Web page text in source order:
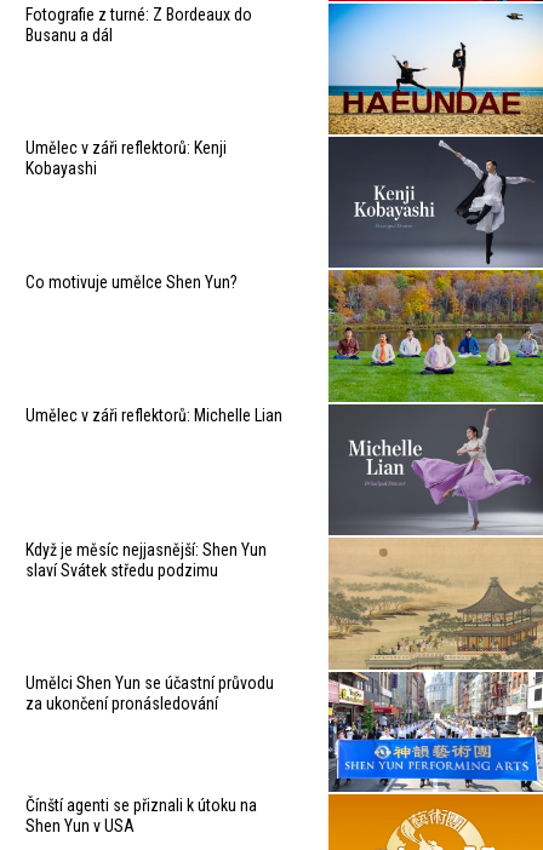
Fotografie z turné: Z Bordeaux do
Busanu a dál
Umělec v záři reflektorů: Kenji
Kobayashi
Co motivuje umělce Shen Yun?
Umělec v záři reflektorů: Michelle Lian
Když je měsíc nejjasnější: Shen Yun
slaví Svátek středu podzimu
Umělci Shen Yun se účastní průvodu
za ukončení pronásledování
Čínští agenti se přiznali k útoku na
Shen Yun v USA